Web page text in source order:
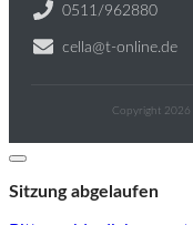
0511/962880
cella@t-online.de
Copyright 2026
Dialog
schließen
Sitzung abgelaufen